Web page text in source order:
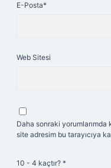
E-Posta*
Web Sitesi
Daha sonraki yorumlarımda
site adresim bu tarayıcıya
10 - 4 kaçtır? *